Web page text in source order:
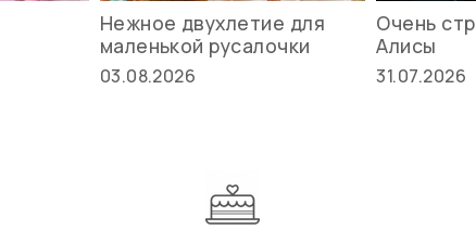
Нежное двухлетие для
маленькой русалочки
03.08.2026
Очень
Алисы
31.07.2026